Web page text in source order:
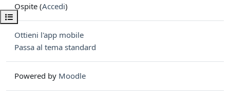
Apri indice del corso
Ospite (Accedi)
Ottieni l'app mobile
Passa al tema standard
Powered by Moodle